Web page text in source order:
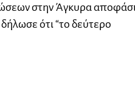
στην Άγκυρα
ότι “το δεύτερο